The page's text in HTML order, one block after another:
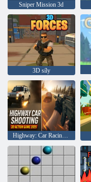
Sniper Mission 3d
3D síly
Highway: Car Racing 3D Action 2025